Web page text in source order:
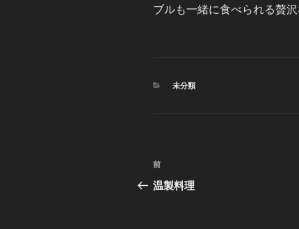
ブルも一緒に食べられる贅沢
カ
未分類
投
稿
前
の
前
温製料理